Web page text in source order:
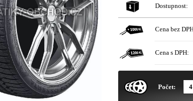
Dostupnost:
Cena bez
Cena s DPH:
Počet: